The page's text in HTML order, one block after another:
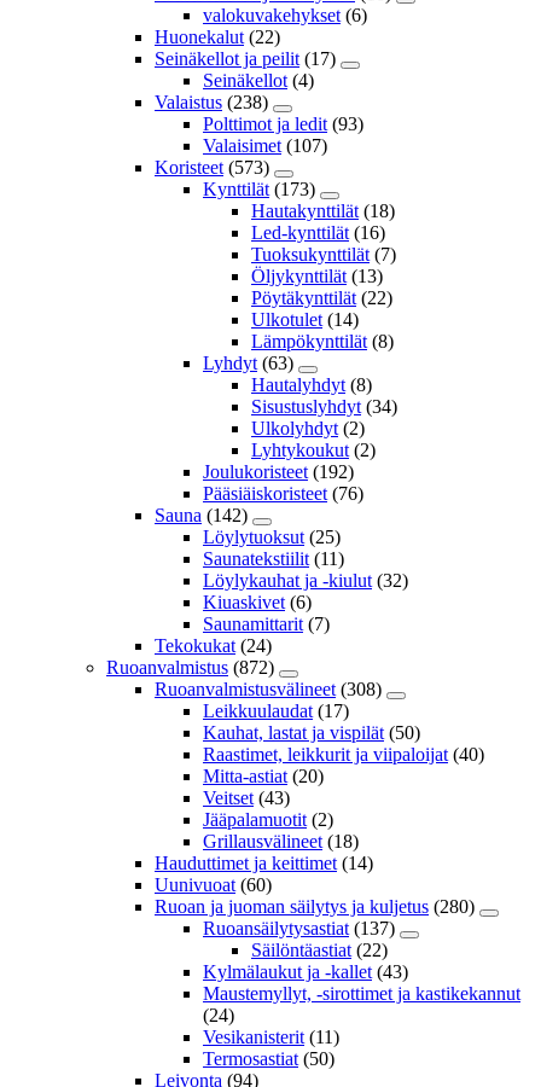
valokuvakehykset (6)
Huonekalut (22)
Seinäkellot ja peilit (17)
Seinäkellot (4)
Valaistus (238)
Polttimot ja ledit (93)
Valaisimet (107)
Koristeet (573)
Kynttilät (173)
Hautakynttilät (18)
Led-kynttilät (16)
Tuoksukynttilät (7)
Öljykynttilät (13)
Pöytäkynttilät (22)
Ulkotulet (14)
Lämpökynttilät (8)
Lyhdyt (63)
Hautalyhdyt (8)
Sisustuslyhdyt (34)
Ulkolyhdyt (2)
Lyhtykoukut (2)
Joulukoristeet (192)
Pääsiäiskoristeet (76)
Sauna (142)
Löylytuoksut (25)
Saunatekstiilit (11)
Löylykauhat ja -kiulut (32)
Kiuaskivet (6)
Saunamittarit (7)
Tekokukat (24)
Ruoanvalmistus (872)
Ruoanvalmistusvälineet (308)
Leikkuulaudat (17)
Kauhat, lastat ja vispilät (50)
Raastimet, leikkurit ja viipaloijat (40)
Mitta-astiat (20)
Veitset (43)
Jääpalamuotit (2)
Grillausvälineet (18)
Hauduttimet ja keittimet (14)
Uunivuoat (60)
Ruoan ja juoman säilytys ja kuljetus (280)
Ruoansäilytysastiat (137)
Säilöntäastiat (22)
Kylmälaukut ja -kallet (43)
Maustemyllyt, -sirottimet ja kastikekannut
(24)
Vesikanisterit (11)
Termosastiat (50)
Leivonta (94)